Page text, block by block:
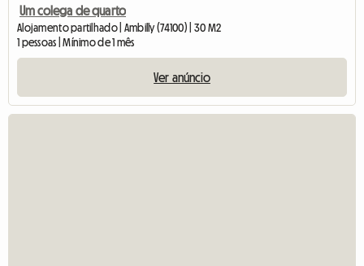
Um colega de quarto
Alojamento partilhado | Ambilly (74100) | 30 M2
1 pessoas | Mínimo de 1 mês
Ver anúncio